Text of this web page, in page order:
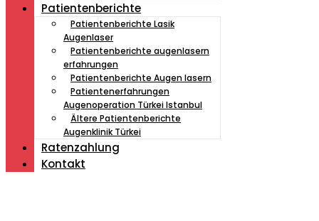
Patientenberichte
Patientenberichte Lasik
Augenlaser
Patientenberichte augenlasern
erfahrungen
Patientenberichte Augen lasern
Patientenerfahrungen
Augenoperation Türkei Istanbul
Ältere Patientenberichte
Augenklinik Türkei
Ratenzahlung
Kontakt